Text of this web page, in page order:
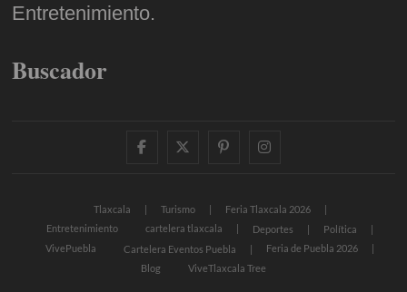
Entretenimiento.
Buscador
facebooktwitter
pinterestinstagram
Tlaxcala Turismo
Feria Tlaxcala 2026
Entretenimiento
cartelera tlaxcala Deportes
Política
VivePuebla
Cartelera Eventos Puebla
Feria de Puebla 2026
Blog
ViveTlaxcala Tree